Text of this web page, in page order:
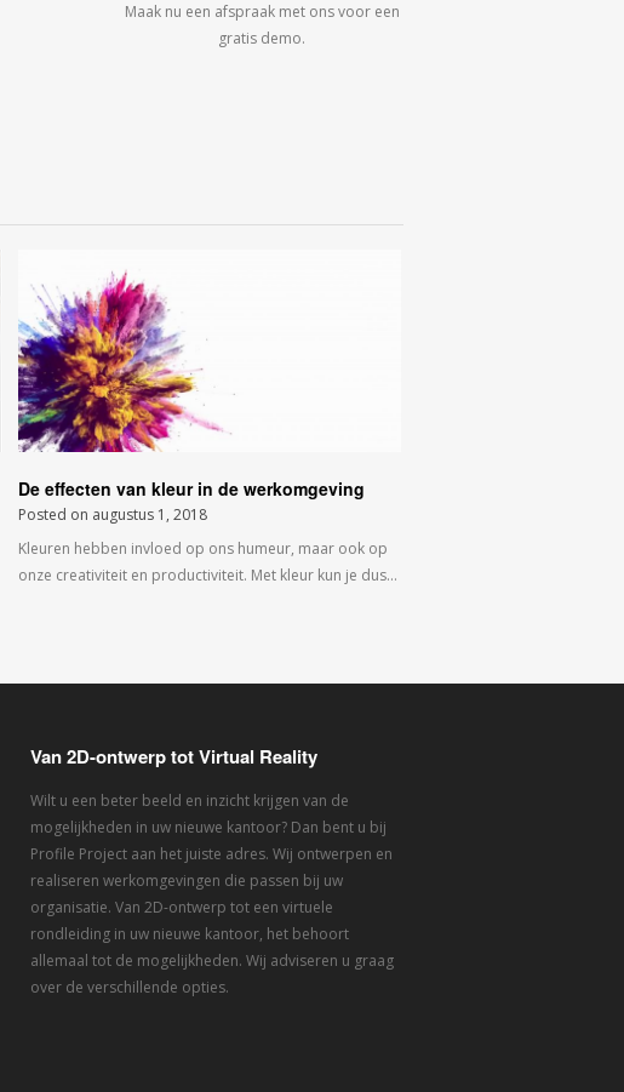
Maak nu een afspraak met ons voor een
gratis demo.
De effecten van kleur in de werkomgeving
Posted on augustus 1, 2018
Kleuren hebben invloed op ons humeur, maar ook op
onze creativiteit en productiviteit. Met kleur kun je dus…
Van 2D-ontwerp tot Virtual Reality
Wilt u een beter beeld en inzicht krijgen van de
mogelijkheden in uw nieuwe kantoor? Dan bent u bij
Profile Project aan het juiste adres. Wij ontwerpen en
realiseren werkomgevingen die passen bij uw
organisatie. Van 2D-ontwerp tot een virtuele
rondleiding in uw nieuwe kantoor, het behoort
allemaal tot de mogelijkheden. Wij adviseren u graag
over de verschillende opties.